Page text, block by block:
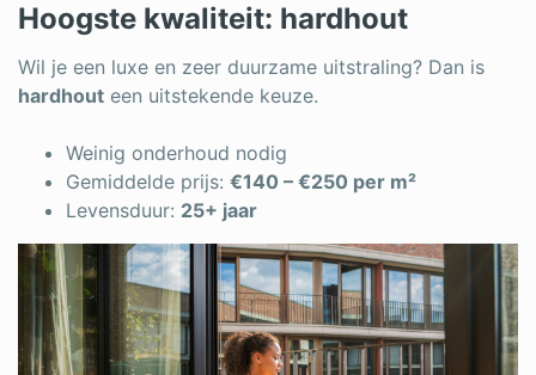
Hoogste kwaliteit: hardhout
Wil je een luxe en zeer duurzame uitstraling? Dan is
hardhout een uitstekende keuze.
Weinig onderhoud nodig
Gemiddelde prijs: €140 – €250 per m²
Levensduur: 25+ jaar